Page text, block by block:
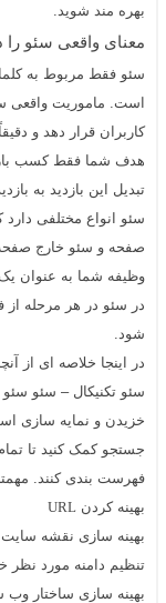
بهره مند شوید.
معنای واقعی سئو را
سئو فقط مربوط به
است. ماموریت واقعی
کاربران قرار دهد و
هدف شما فقط کسب
تبدیل این بازدید به
سئو انواع مختلفی دارد
صفحه و سئو خارج
وظیفه شما به عنوان
در سئو در هر مرحله از
شود.
در اینجا خلاصه ای از
سئو تکنیکال – سئو
خزیدن و نمایه سازی
جستجو کمک کنید تا
فهرست بندی کنند.
بهینه کردن URL
بهینه سازی نقشه سایت
تنظیم دامنه مورد نظر
بهینه سازی ساختار